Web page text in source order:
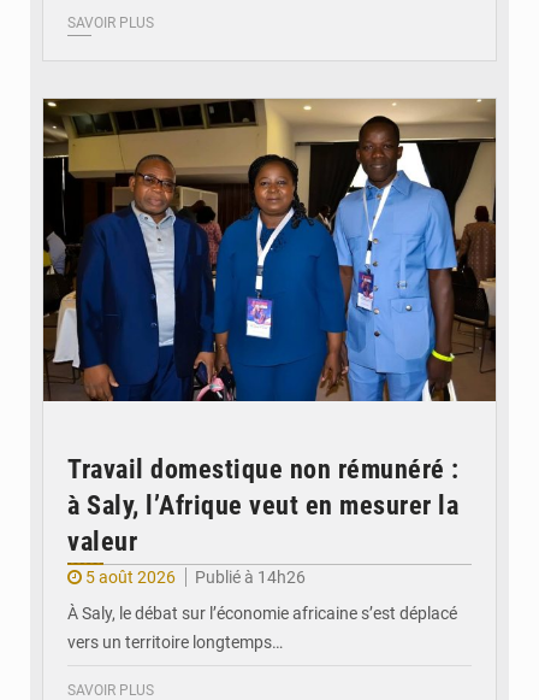
SAVOIR PLUS
Travail domestique non rémunéré :
à Saly, l’Afrique veut en mesurer la
valeur
5 août 2026
Publié à 14h26
À Saly, le débat sur l’économie africaine s’est déplacé
vers un territoire longtemps…
SAVOIR PLUS